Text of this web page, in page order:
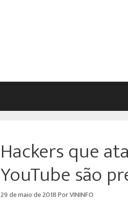
Hackers que
YouTube são
29 de maio de 2018PorVININFO